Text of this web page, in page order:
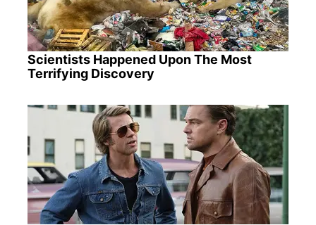
Scientists Happened Upon The Most
Terrifying Discovery